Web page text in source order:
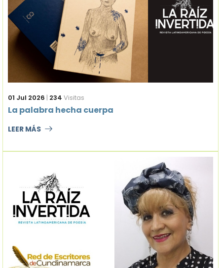
01 Jul 2026 | 234 Visitas
La palabra hecha cuerpa
LEER MÁS